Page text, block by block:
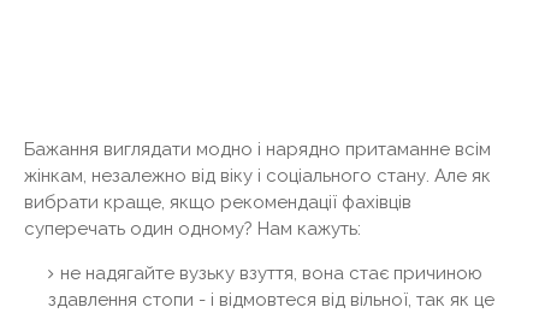
Бажання виглядати модно і нарядно притаманне всім
жінкам, незалежно від віку і соціального стану. Але як
вибрати краще, якщо рекомендації фахівців
суперечать один одному? Нам кажуть:
не надягайте вузьку взуття, вона стає причиною
здавлення стопи - і відмовтеся від вільної, так як це